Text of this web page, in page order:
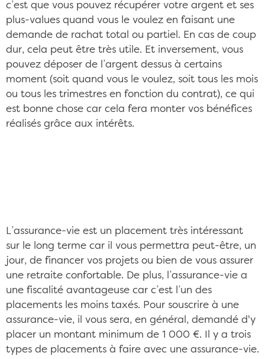
c’est que vous pouvez récupérer votre argent et ses
plus-values quand vous le voulez en faisant une
demande de rachat total ou partiel. En cas de coup
dur, cela peut être très utile. Et inversement, vous
pouvez déposer de l’argent dessus à certains
moment (soit quand vous le voulez, soit tous les mois
ou tous les trimestres en fonction du contrat), ce qui
est bonne chose car cela fera monter vos bénéfices
réalisés grâce aux intérêts.
L’assurance-vie est un placement très intéressant
sur le long terme car il vous permettra peut-être, un
jour, de financer vos projets ou bien de vous assurer
une retraite confortable. De plus, l’assurance-vie a
une fiscalité avantageuse car c’est l’un des
placements les moins taxés. Pour souscrire à une
assurance-vie, il vous sera, en général, demandé d'y
placer un montant minimum de 1 000 €. Il y a trois
types de placements à faire avec une assurance-vie.